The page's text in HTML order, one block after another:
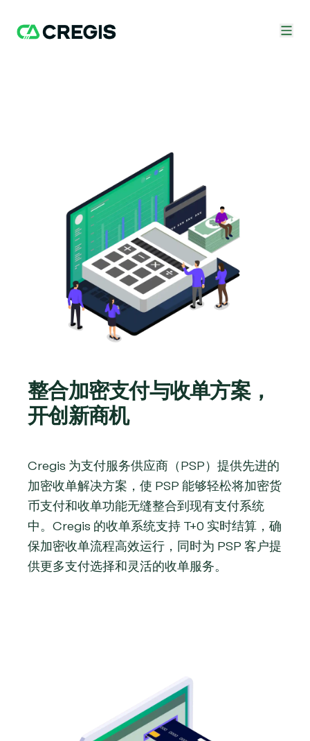
整合加密支付与收单方案，
开创新商机
Cregis 为支付服务供应商（PSP）提供先进的
加密收单解决方案，使 PSP 能够轻松将加密货
币支付和收单功能无缝整合到现有支付系统
中。Cregis 的收单系统支持 T+0 实时结算，确
保加密收单流程高效运行，同时为 PSP 客户提
供更多支付选择和灵活的收单服务。